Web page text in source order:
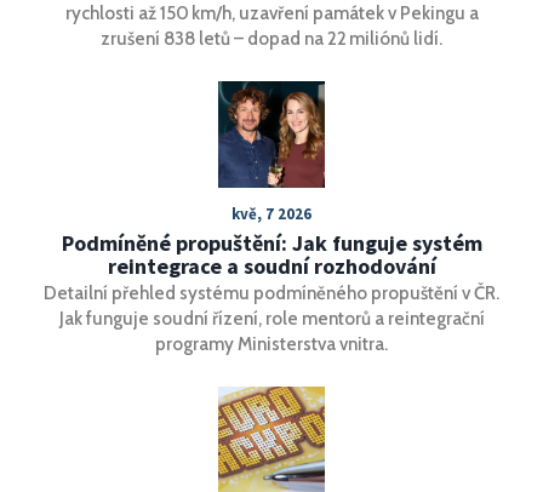
rychlosti až 150 km/h, uzavření památek v Pekingu a
zrušení 838 letů – dopad na 22 miliónů lidí.
kvě, 7 2026
Podmíněné propuštění: Jak funguje systém
reintegrace a soudní rozhodování
Detailní přehled systému podmíněného propuštění v ČR.
Jak funguje soudní řízení, role mentorů a reintegrační
programy Ministerstva vnitra.